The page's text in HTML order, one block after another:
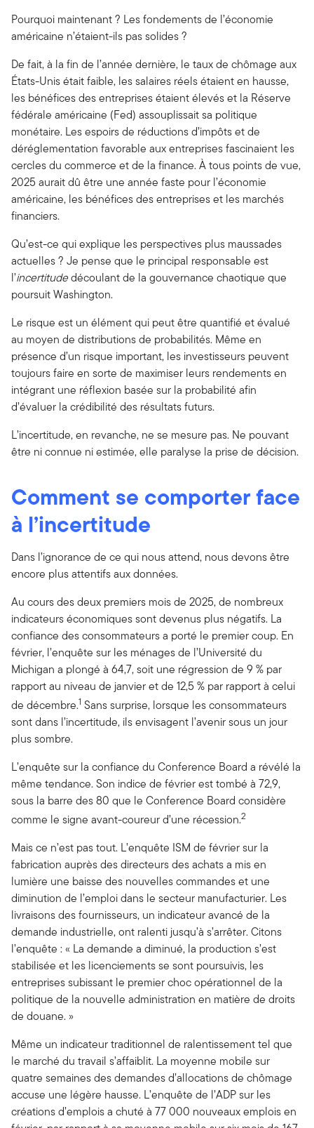
Pourquoi maintenant ? Les fondements de l’économie
américaine n’étaient-ils pas solides ?
De fait, à la fin de l’année dernière, le taux de chômage aux
États-Unis était faible, les salaires réels étaient en hausse,
les bénéfices des entreprises étaient élevés et la Réserve
fédérale américaine (Fed) assouplissait sa politique
monétaire. Les espoirs de réductions d’impôts et de
déréglementation favorable aux entreprises fascinaient les
cercles du commerce et de la finance. À tous points de vue,
2025 aurait dû être une année faste pour l’économie
américaine, les bénéfices des entreprises et les marchés
financiers.
Qu’est-ce qui explique les perspectives plus maussades
actuelles ? Je pense que le principal responsable est
l’incertitudedécoulant de la gouvernance chaotique que
poursuit Washington.
Le risque est un élément qui peut être quantifié et évalué
au moyen de distributions de probabilités. Même en
présence d’un risque important, les investisseurs peuvent
toujours faire en sorte de maximiser leurs rendements en
intégrant une réflexion basée sur la probabilité afin
d’évaluer la crédibilité des résultats futurs.
L’incertitude, en revanche, ne se mesure pas. Ne pouvant
être ni connue ni estimée, elle paralyse la prise de décision.
Comment se comporter face
à l’incertitude
Dans l’ignorance de ce qui nous attend, nous devons être
encore plus attentifs aux données.
Au cours des deux premiers mois de 2025, de nombreux
indicateurs économiques sont devenus plus négatifs. La
confiance des consommateurs a porté le premier coup. En
février, l’enquête sur les ménages de l’Université du
Michigan a plongé à 64,7, soit une régression de 9 % par
rapport au niveau de janvier et de 12,5 % par rapport à celui
de décembre.1 Sans surprise, lorsque les consommateurs
sont dans l’incertitude, ils envisagent l’avenir sous un jour
plus sombre.
L’enquête sur la confiance du Conference Board a révélé la
même tendance. Son indice de février est tombé à 72,9,
sous la barre des 80 que le Conference Board considère
comme le signe avant-coureur d’une récession.2
Mais ce n’est pas tout. L’enquête ISM de février sur la
fabrication auprès des directeurs des achats a mis en
lumière une baisse des nouvelles commandes et une
diminution de l’emploi dans le secteur manufacturier. Les
livraisons des fournisseurs, un indicateur avancé de la
demande industrielle, ont ralenti jusqu’à s’arrêter. Citons
l’enquête : « La demande a diminué, la production s’est
stabilisée et les licenciements se sont poursuivis, les
entreprises subissant le premier choc opérationnel de la
politique de la nouvelle administration en matière de droits
de douane. »
Même un indicateur traditionnel de ralentissement tel que
le marché du travail s’affaiblit. La moyenne mobile sur
quatre semaines des demandes d’allocations de chômage
accuse une légère hausse. L’enquête de l’ADP sur les
créations d’emplois a chuté à 77 000 nouveaux emplois en